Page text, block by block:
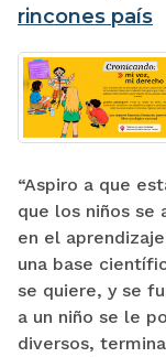
rincones país
“Aspiro a que
que los niños se
en el
una base
se quiere, y se
a un niño se le
diversos,